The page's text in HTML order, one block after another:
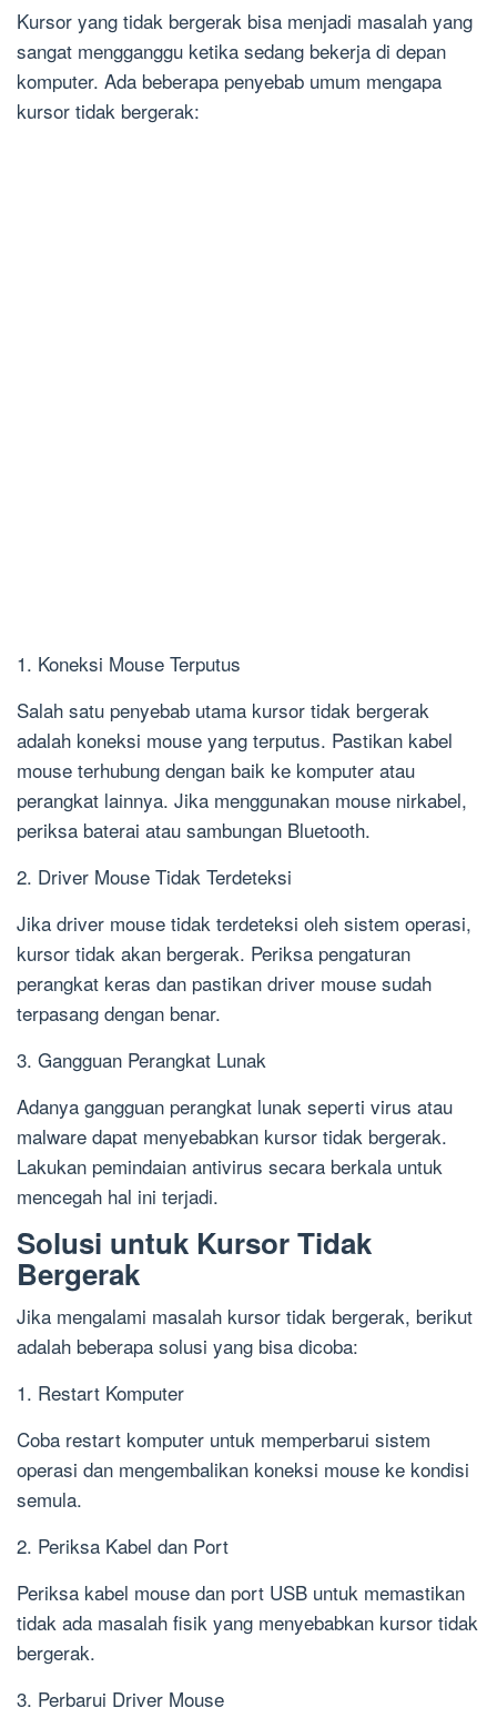
Kursor yang tidak bergerak bisa menjadi masalah yang
sangat mengganggu ketika sedang bekerja di depan
komputer. Ada beberapa penyebab umum mengapa
kursor tidak bergerak:
1. Koneksi Mouse Terputus
Salah satu penyebab utama kursor tidak bergerak
adalah koneksi mouse yang terputus. Pastikan kabel
mouse terhubung dengan baik ke komputer atau
perangkat lainnya. Jika menggunakan mouse nirkabel,
periksa baterai atau sambungan Bluetooth.
2. Driver Mouse Tidak Terdeteksi
Jika driver mouse tidak terdeteksi oleh sistem operasi,
kursor tidak akan bergerak. Periksa pengaturan
perangkat keras dan pastikan driver mouse sudah
terpasang dengan benar.
3. Gangguan Perangkat Lunak
Adanya gangguan perangkat lunak seperti virus atau
malware dapat menyebabkan kursor tidak bergerak.
Lakukan pemindaian antivirus secara berkala untuk
mencegah hal ini terjadi.
Solusi untuk Kursor Tidak
Bergerak
Jika mengalami masalah kursor tidak bergerak, berikut
adalah beberapa solusi yang bisa dicoba:
1. Restart Komputer
Coba restart komputer untuk memperbarui sistem
operasi dan mengembalikan koneksi mouse ke kondisi
semula.
2. Periksa Kabel dan Port
Periksa kabel mouse dan port USB untuk memastikan
tidak ada masalah fisik yang menyebabkan kursor tidak
bergerak.
3. Perbarui Driver Mouse